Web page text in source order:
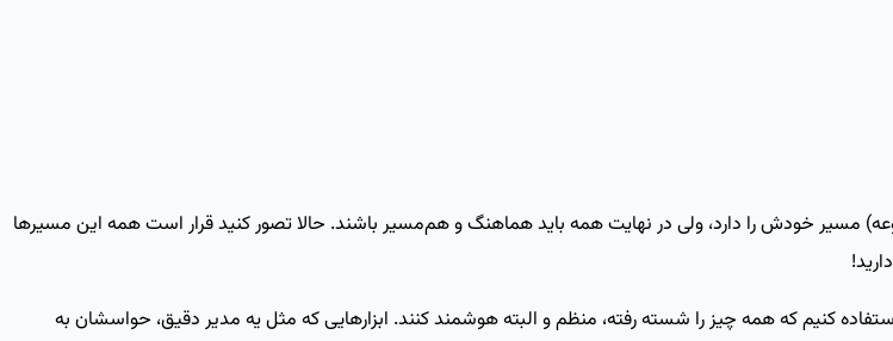
مسیر خودش را دارد، ولی در نهایت همه باید هماهنگ و هم‌مسیر باشند. حالا تصور کنید قرار است همه این مسیرها
کنیم که همه ‌چیز را شسته ‌رفته، منظم و البته هوشمند کنند. ابزارهایی که مثل یه مدیر دقیق، حواسشان به